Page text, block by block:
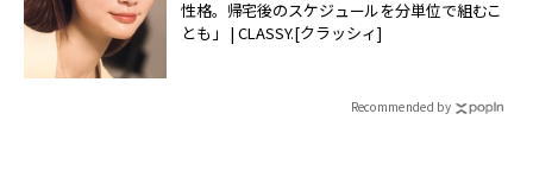
性格。帰宅後のスケジュールを分単位で組むこ
とも」 | CLASSY.[クラッシィ]
Recommended by